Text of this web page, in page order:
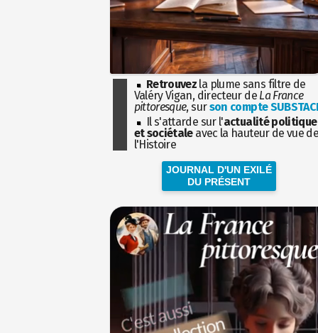
Retrouvez la plume sans filtre de
Valéry Vigan, directeur de La France
pittoresque, surson compte
Il s'attarde sur l'actualité politique
et sociétaleavec la hauteur de vue
l'Histoire
JOURNAL D'UN EXILÉ
DU PRÉSENT